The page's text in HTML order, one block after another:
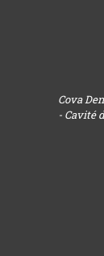
Cova
- Cavité